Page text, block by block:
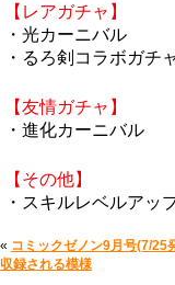
【レアガチャ】
・光カーニバル
・るろ剣コラボガチ
【友情ガチャ】
・進化カーニバル
【その他】
・スキルレベルアッ
« コミックゼノン9月号(7/25
収録される模様